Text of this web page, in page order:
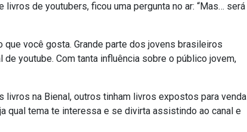
de youtubers, ficou uma pergunta no ar: “Mas… será
você gosta. Grande parte dos jovens brasileiros
youtube. Com tanta influência sobre o público jovem,
na Bienal, outros tinham livros expostos para venda
qual tema te interessa e se divirta assistindo ao canal e